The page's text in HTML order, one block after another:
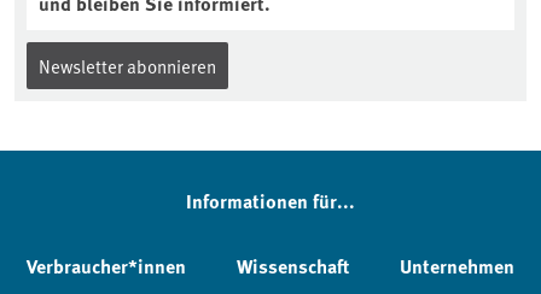
Newsletter abonnieren
Informationen für...
Verbraucher*innen Wissenschaft Unternehmen